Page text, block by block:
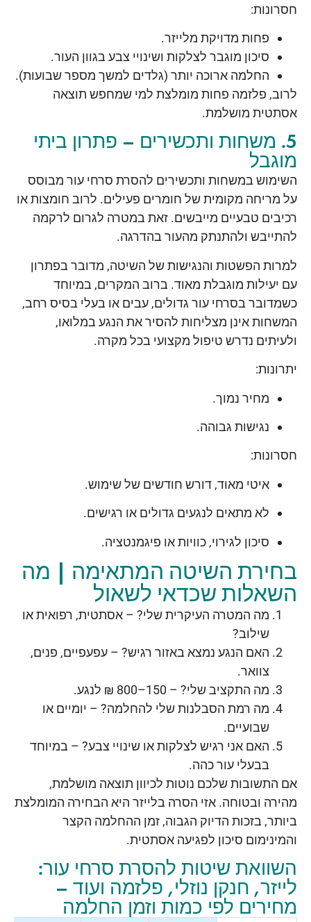
חסרונות:
פחות מדויקת מלייזר.
סיכון מוגבר לצלקות ושינויי צבע בגוון העור.
החלמה ארוכה יותר (גלדים למשך מספר שבועות).
לרוב, פלזמה פחות מומלצת למי שמחפש תוצאה
אסתטית מושלמת.
5. משחות ותכשירים – פתרון ביתי
מוגבל
השימוש במשחות ותכשירים להסרת סרחי עור מבוסס
על מריחה מקומית של חומרים פעילים. לרוב חומצות או
רכיבים טבעיים מייבשים. זאת במטרה לגרום לרקמה
להתייבש ולהתנתק מהעור בהדרגה.
למרות הפשטות והנגישות של השיטה, מדובר בפתרון
עם יעילות מוגבלת מאוד. ברוב המקרים, במיוחד
כשמדובר בסרחי עור גדולים, עבים או בעלי בסיס רחב,
המשחות אינן מצליחות להסיר את הנגע במלואו,
ולעיתים נדרש טיפול מקצועי בכל מקרה.
יתרונות:
מחיר נמוך.
נגישות גבוהה.
חסרונות:
איטי מאוד, דורש חודשים של שימוש.
לא מתאים לנגעים גדולים או רגישים.
סיכון לגירוי, כוויות או פיגמנטציה.
בחירת השיטה המתאימה | מה
השאלות שכדאי לשאול
מה המטרה העיקרית שלי? – אסתטית, רפואית או
שילוב?
האם הנגע נמצא באזור רגיש? – עפעפיים, פנים,
צוואר.
מה התקציב שלי? – 150–800 ₪ לנגע.
מה רמת הסבלנות שלי להחלמה? – יומיים או
שבועיים.
האם אני רגיש לצלקות או שינויי צבע? – במיוחד
בבעלי עור כהה.
אם התשובות שלכם נוטות לכיוון תוצאה מושלמת,
מהירה ובטוחה. אזי הסרה בלייזר היא הבחירה המומלצת
ביותר, בזכות הדיוק הגבוה, זמן ההחלמה הקצר
והמינימום סיכון לפגיעה אסתטית.
השוואת שיטות להסרת סרחי עור:
לייזר, חנקן נוזלי, פלזמה ועוד –
מחירים לפי כמות וזמן החלמה